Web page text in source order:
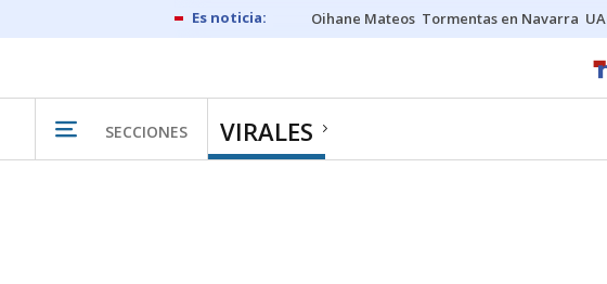
Oihane Mateos Tormentas en Navarra
SECCIONES VIRALES